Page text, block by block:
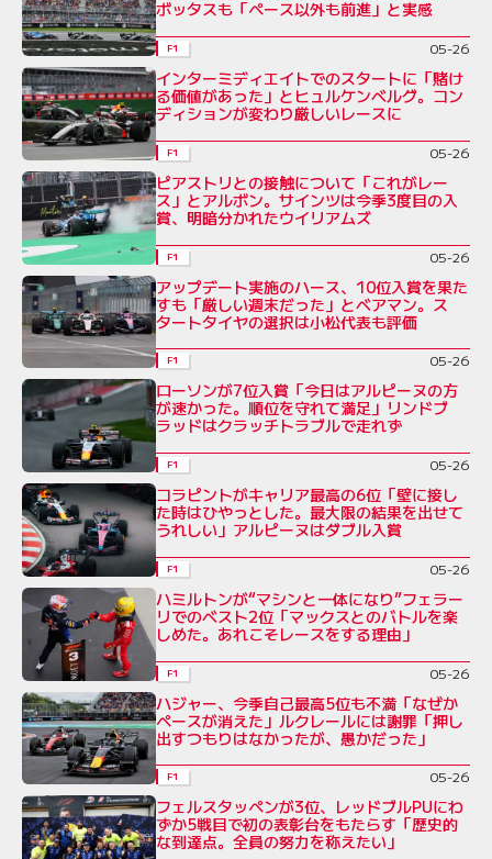
ボッタスも「ペース以外も前進」と実感
F1 05-26
インターミディエイトでのスタートに「賭け
る価値があった」とヒュルケンベルグ。コン
ディションが変わり厳しいレースに
F1 05-26
ピアストリとの接触について「これがレー
ス」とアルボン。サインツは今季3度目の入
賞、明暗分かれたウイリアムズ
F1 05-26
アップデート実施のハース、10位入賞を果た
すも「厳しい週末だった」とベアマン。ス
タートタイヤの選択は小松代表も評価
F1 05-26
ローソンが7位入賞「今日はアルピーヌの方
が速かった。順位を守れて満足」リンドブ
ラッドはクラッチトラブルで走れず
F1 05-26
コラピントがキャリア最高の6位「壁に接し
た時はひやっとした。最大限の結果を出せて
うれしい」アルピーヌはダブル入賞
F1 05-26
ハミルトンが“マシンと一体になり”フェラー
リでのベスト2位「マックスとのバトルを楽
しめた。あれこそレースをする理由」
F1 05-26
ハジャー、今季自己最高5位も不満「なぜか
ペースが消えた」ルクレールには謝罪「押し
出すつもりはなかったが、愚かだった」
F1 05-26
フェルスタッペンが3位、レッドブルPUにわ
ずか5戦目で初の表彰台をもたらす「歴史的
な到達点。全員の努力を称えたい」